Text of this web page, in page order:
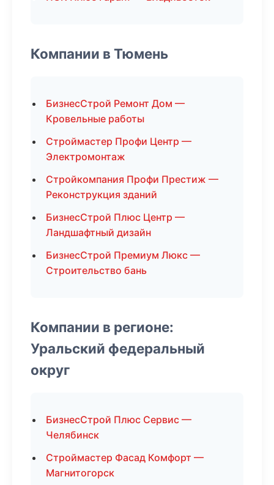
Компании в Тюмень
БизнесСтрой Ремонт Дом —
Кровельные работы
Строймастер Профи Центр —
Электромонтаж
Стройкомпания Профи Престиж —
Реконструкция зданий
БизнесСтрой Плюс Центр —
Ландшафтный дизайн
БизнесСтрой Премиум Люкс —
Строительство бань
Компании в регионе:
Уральский федеральный
округ
БизнесСтрой Плюс Сервис —
Челябинск
Строймастер Фасад Комфорт —
Магнитогорск